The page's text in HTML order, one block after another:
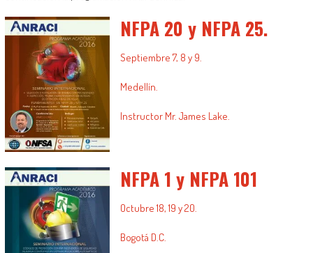
NFPA 20 y NFPA 25.
Septiembre 7, 8 y 9.
Medellín.
Instructor Mr. James Lake.
NFPA 1 y NFPA 101
Octubre 18, 19 y 20.
Bogotá D.C.